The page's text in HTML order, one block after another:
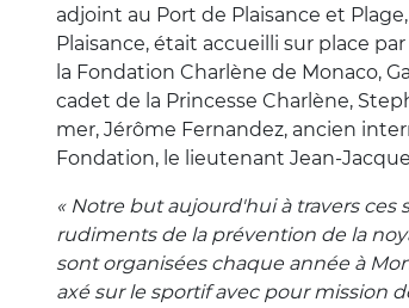
adjoint au Port de Plaisance et
Plaisance, était accueilli sur place
la Fondation Charlène de Monaco,
cadet de la Princesse Charlène,
mer, Jérôme Fernandez, ancien
Fondation, le lieutenant Jean-
« Notre but aujourd'hui à travers ces
rudiments de la prévention de la
sont organisées chaque année à
axé sur le sportif avec pour mission